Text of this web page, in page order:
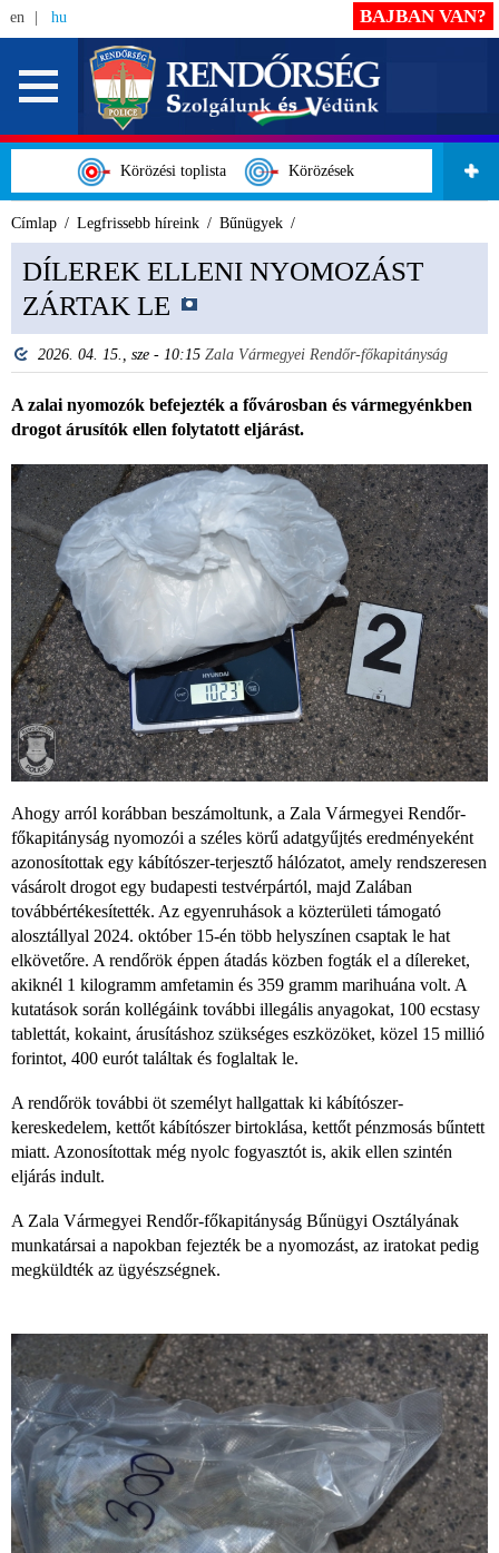
en hu
Körözési toplista Körözések
BAJBAN VAN?
Címlap Legfrissebb híreink Bűnügyek
DÍLEREK ELLENI NYOMOZÁST
ZÁRTAK LE
2026. 04. 15., sze - 10:15 Zala Vármegyei Rendőr-főkapitányság
A zalai nyomozók befejezték a fővárosban és vármegyénkben
drogot árusítók ellen folytatott eljárást.
Ahogy arról korábban beszámoltunk, a Zala Vármegyei Rendőr-
főkapitányság nyomozói a széles körű adatgyűjtés eredményeként
azonosítottak egy kábítószer-terjesztő hálózatot, amely rendszeresen
vásárolt drogot egy budapesti testvérpártól, majd Zalában
továbbértékesítették. Az egyenruhások a közterületi támogató
alosztállyal 2024. október 15-én több helyszínen csaptak le hat
elkövetőre. A rendőrök éppen átadás közben fogták el a dílereket,
akiknél 1 kilogramm amfetamin és 359 gramm marihuána volt. A
kutatások során kollégáink további illegális anyagokat, 100 ecstasy
tablettát, kokaint, árusításhoz szükséges eszközöket, közel 15 millió
forintot, 400 eurót találtak és foglaltak le.
A rendőrök további öt személyt hallgattak ki kábítószer-
kereskedelem, kettőt kábítószer birtoklása, kettőt pénzmosás bűntett
miatt. Azonosítottak még nyolc fogyasztót is, akik ellen szintén
eljárás indult.
A Zala Vármegyei Rendőr-főkapitányság Bűnügyi Osztályának
munkatársai a napokban fejezték be a nyomozást, az iratokat pedig
megküldték az ügyészségnek.